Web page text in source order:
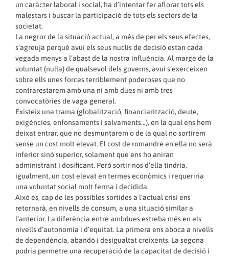
un caràcter laboral i social, ha d’intentar fer aflorar tots els
malestars i buscar la participació de tots els sectors de la
societat.
La negror de la situació actual, a més de per els seus efectes,
s’agreuja perquè avui els seus nuclis de decisió estan cada
vegada menys a l’abast de la nostra influència. Al marge de la
voluntat (nul·la) de qualsevol dels governs, avui s’exerceixen
sobre ells unes forces terriblement poderoses que no
contrarestarem amb una ni amb dues ni amb tres
convocatòries de vaga general.
Existeix una trama (globalització, financiarització, deute,
exigències, enfonsaments i salvaments…), en la qual ens hem
deixat entrar, que no desmuntarem o de la qual no sortirem
sense un cost molt elevat. El cost de romandre en ella no serà
inferior sinó superior, solament que ens ho aniran
administrant i dosificant. Però sortir-nos d’ella tindria,
igualment, un cost elevat en termes econòmics i requeriria
una voluntat social molt ferma i decidida.
Això és, cap de les possibles sortides a l’actual crisi ens
retornarà, en nivells de consum, a una situació similar a
l’anterior. La diferència entre ambdues estreba més en els
nivells d’autonomia i d’equitat. La primera ens aboca a nivells
de dependència, abandó i desigualtat creixents. La segona
podria permetre una recuperació de la capacitat de decisió i